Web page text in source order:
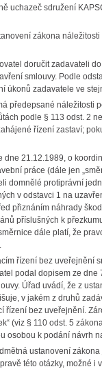
uchazeč sdružení
zákona
doručit zadavateli
smlouvy. Podle
úkonů zadavatele ve
předepsané
podle § 113 odst. 2
řízení zastaví;
dne 21.12.1989, o
práce (dále jen
domnělé protiprávní
v odstavci 1 na
přiznáním náhrady
příslušných k
dále platí, že
řízení bez uveřejnění
podal dopisem ze
Úřad uvádí, že z
v jakém z druhů
řízení bez uveřejnění.
(viz § 110 odst. 5
osobou k podání návrh
ustanovení
této otázky, možné